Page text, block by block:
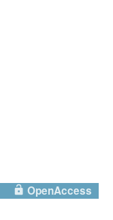
OpenAccess